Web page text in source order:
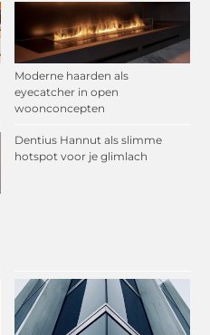
Moderne haarden als
eyecatcher in open
woonconcepten
Dentius Hannut als slimme
hotspot voor je glimlach